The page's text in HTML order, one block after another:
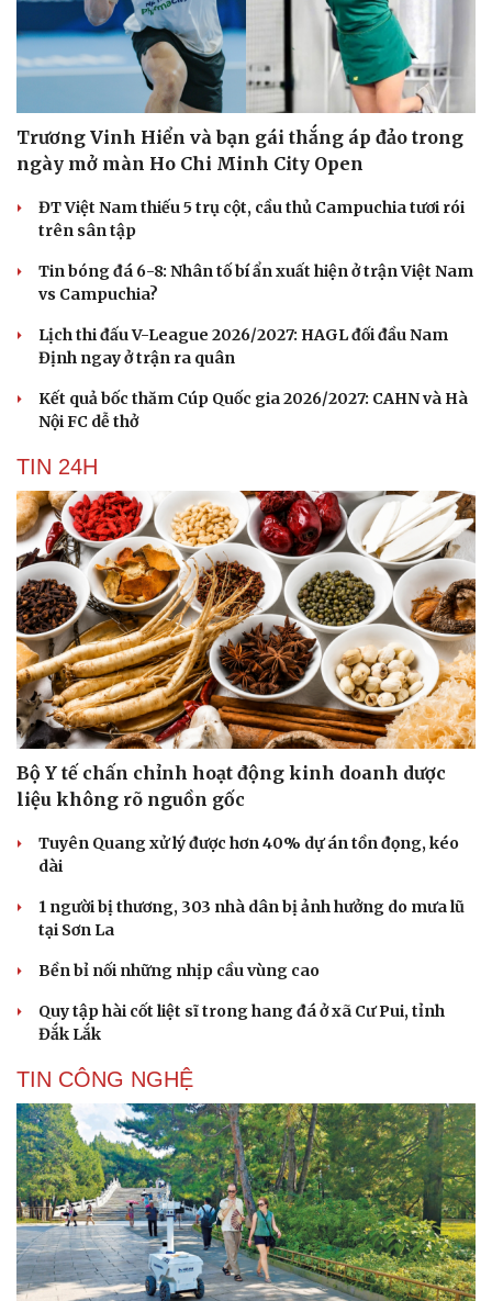
Du lịch
Tư vấn
Săn Tour
check-in
Podcast
Câu chuyện thời sự
Đọc truyện đêm khuya
Cửa sổ tình yêu
Kể chuyện cho bé
Hạt giống tâm hồn
Trương Vinh Hiển và bạn gái thắng áp đảo trong
ngày mở màn Ho Chi Minh City Open
ĐT Việt Nam thiếu 5 trụ cột, cầu thủ Campuchia tươi rói
trên sân tập
Tin bóng đá 6-8: Nhân tố bí ẩn xuất hiện ở trận Việt Nam
vs Campuchia?
Lịch thi đấu V-League 2026/2027: HAGL đối đầu Nam
Định ngay ở trận ra quân
Kết quả bốc thăm Cúp Quốc gia 2026/2027: CAHN và Hà
Nội FC dễ thở
TIN 24H
Bộ Y tế chấn chỉnh hoạt động kinh doanh dược
liệu không rõ nguồn gốc
Tuyên Quang xử lý được hơn 40% dự án tồn đọng, kéo
dài
1 người bị thương, 303 nhà dân bị ảnh hưởng do mưa lũ
tại Sơn La
Bền bỉ nối những nhịp cầu vùng cao
Quy tập hài cốt liệt sĩ trong hang đá ở xã Cư Pui, tỉnh
Đắk Lắk
TIN CÔNG NGHỆ